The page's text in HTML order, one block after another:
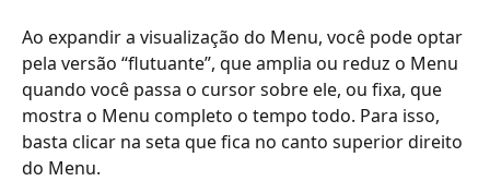
Ao expandir a visualização do Menu, você pode optar
pela versão “flutuante”, que amplia ou reduz o Menu
quando você passa o cursor sobre ele, ou fixa, que
mostra o Menu completo o tempo todo. Para isso,
basta clicar na seta que fica no canto superior direito
do Menu.